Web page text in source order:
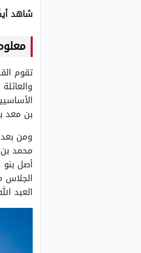
شاهد
تقوم
بن معد
محمد بن
أصل
الجلاس
العبد